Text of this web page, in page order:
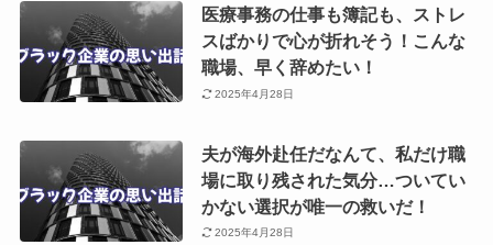
医療事務の仕事も簿記も、ストレ
スばかりで心が折れそう！こんな
職場、早く辞めたい！
2025年4月28日
夫が海外赴任だなんて、私だけ職
場に取り残された気分…ついてい
かない選択が唯一の救いだ！
2025年4月28日